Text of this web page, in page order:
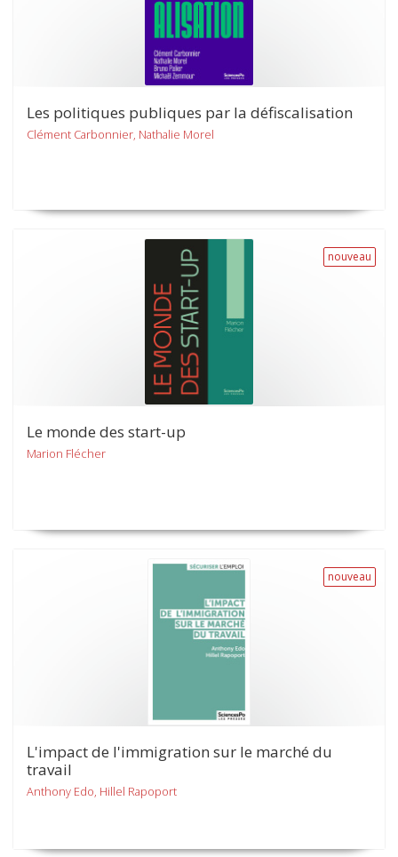
Les politiques publiques par la défiscalisation
Clément Carbonnier, Nathalie Morel
nouveau
Le monde des start-up
Marion Flécher
nouveau
L'impact de l'immigration sur le marché du
travail
Anthony Edo, Hillel Rapoport